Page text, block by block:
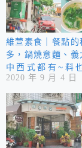
維萱素食｜餐點的
多，鍋燒意麵、義
中西式都有~料
的，是cp值蠻高的
(已搬家)
2020 年 9 月 4 日